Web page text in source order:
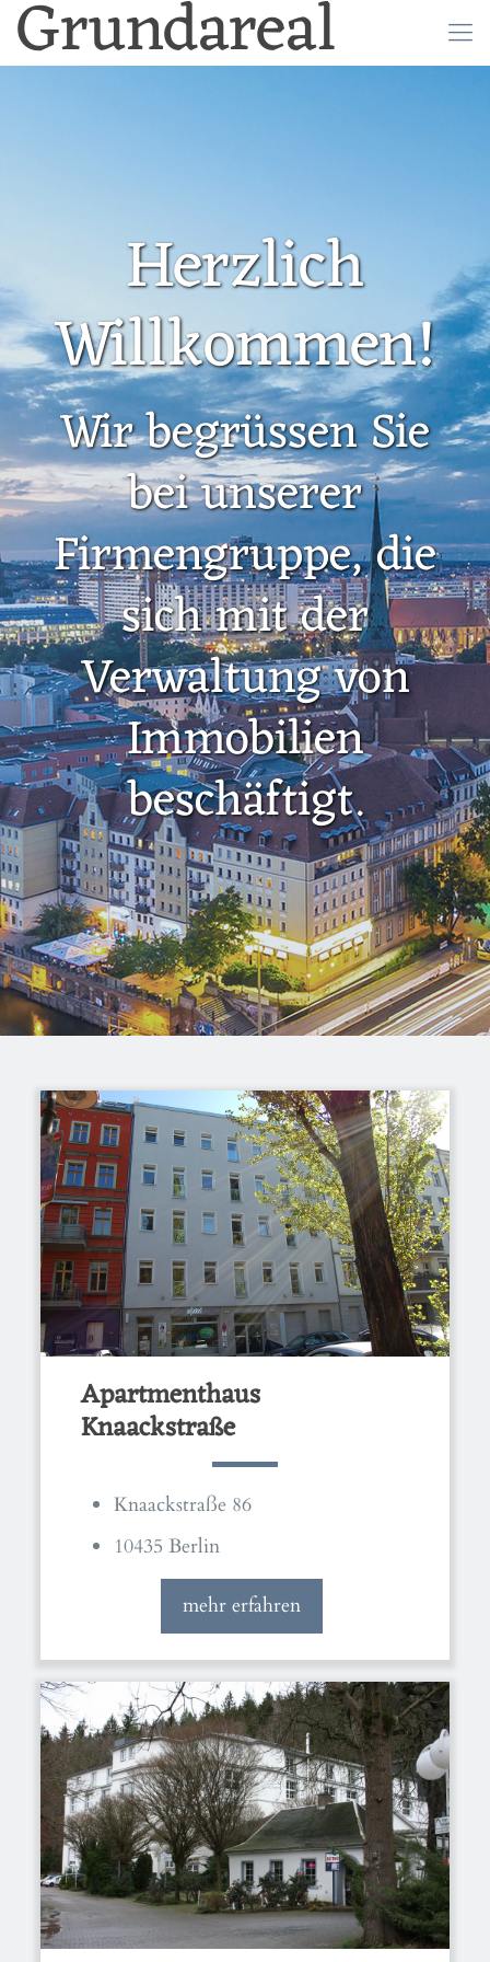
Grundareal
Herzlich
Willkommen!
Wir begrüssen Sie
bei unserer
Firmengruppe, die
sich mit der
Verwaltung von
Immobilien
beschäftigt.
Apartmenthaus
Knaackstraße
Knaackstraße 86
10435 Berlin
mehr erfahren